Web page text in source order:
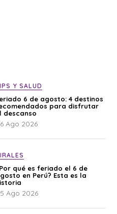
Y SALUD
6 de agosto: 4 destinos
para disfrutar
descanso
Ago 2026
qué es feriado el 6 de
en Perú? Esta es la
Ago 2026